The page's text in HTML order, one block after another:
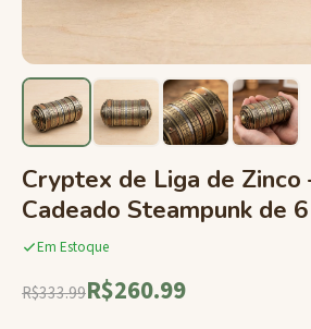
Cryptex de Liga de
Cadeado Steampunk de
Em Estoque
R$333.99R$260.99